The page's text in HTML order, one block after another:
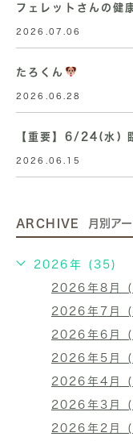
フェレットさんの健
2026.07.06
たろくん
2026.06.28
【重要】6/24(水)
2026.06.15
ARCHIVE 月別ア
2026年 (35)
2026年8月
2026年7月
2026年6月
2026年5月
2026年4月
2026年3月
2026年2月